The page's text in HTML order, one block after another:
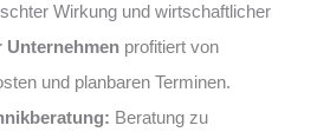
Wirkung und wirtschaftlicher
Unternehmen profitiert von
und planbaren Terminen.
Beratung zu